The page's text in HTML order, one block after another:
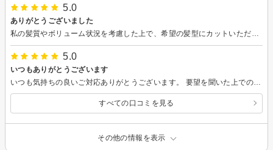
5.0
ありがとうございました
5.0
いつもありがとうございます
いつも気持ちの良いご対応ありがとうございます。 要望を聞いた上での丁寧な施術をしていただき、大満足です。 また伺います。
すべての口コミを見る
その他の情報を表示